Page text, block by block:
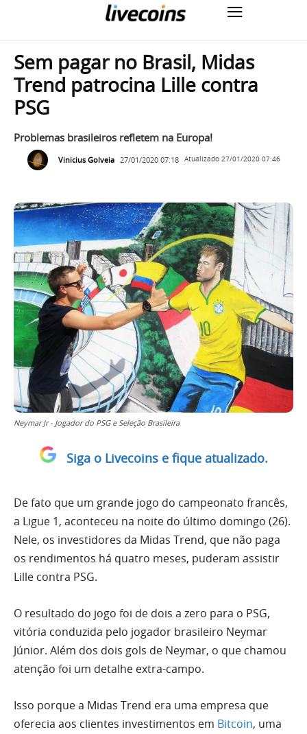
Sem pagar no Brasil, Midas
Trend patrocina Lille contra
PSG
Problemas brasileiros refletem na Europa!
Vinicius Golveia 27/01/2020 07:18 Atualizado 27/01/2020 07:46
Neymar Jr - Jogador do PSG e Seleção Brasileira
Siga o Livecoins e fique atualizado.
De fato que um grande jogo do campeonato francês,
a Ligue 1, aconteceu na noite do último domingo (26).
Nele, os investidores da Midas Trend, que não paga
os rendimentos há quatro meses, puderam assistir
Lille contra PSG.
O resultado do jogo foi de dois a zero para o PSG,
vitória conduzida pelo jogador brasileiro Neymar
Júnior. Além dos dois gols de Neymar, o que chamou
atenção foi um detalhe extra-campo.
Isso porque a Midas Trend era uma empresa que
oferecia aos clientes investimentos em Bitcoin, uma